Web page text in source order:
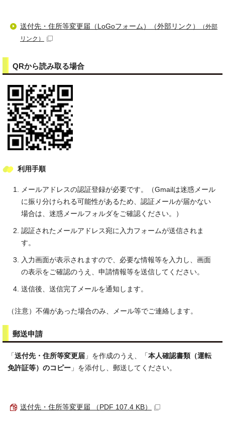
送付先・住所等変更届（LoGoフォーム）（外部リンク）
（外部
リンク）
QRから読み取る場合
利用手順
メールアドレスの認証登録が必要です。（Gmailは迷惑メール
に振り分けられる可能性があるため、認証メールが届かない
場合は、迷惑メールフォルダをご確認ください。）
認証されたメールアドレス宛に入力フォームが送信されま
す。
入力画面が表示されますので、必要な情報等を入力し、画面
の表示をご確認のうえ、申請情報等を送信してください。
送信後、送信完了メールを通知します。
（注意）不備があった場合のみ、メール等でご連絡します。
郵送申請
「 送付先・住所等変更届 」を作成のうえ、「 本人確認書類（運転
免許証等）のコピー 」を添付し、郵送してください。
送付先・住所等変更届 （PDF 107.4 KB）